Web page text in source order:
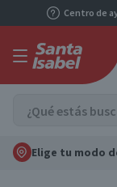
Centro de
Elige tu modo